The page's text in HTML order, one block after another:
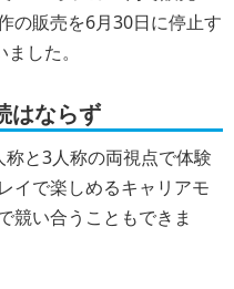
の販売を6月30日に停止す
した。
はならず
と3人称の両視点で体験
イで楽しめるキャリアモ
競い合うこともできま